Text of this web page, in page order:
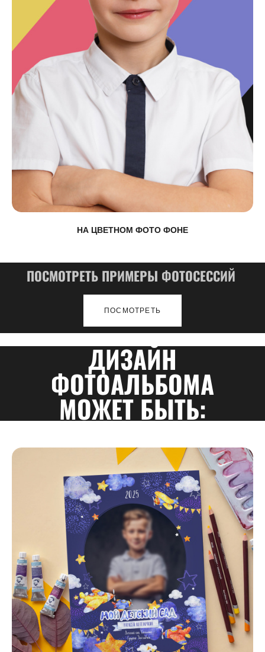
НА ЦВЕТНОМ ФОТО ФОНЕ
ПОСМОТРЕТЬ ПРИМЕРЫ ФОТОСЕССИЙ
ПОСМОТРЕТЬ
ДИЗАЙН
ФОТОАЛЬБОМА
МОЖЕТ БЫТЬ: